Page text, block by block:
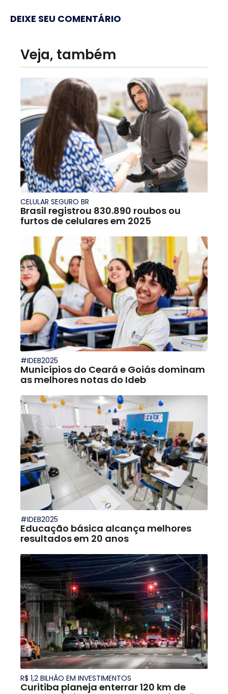
DEIXE SEU COMENTÁRIO
Veja, também
CELULAR SEGURO BR
Brasil registrou 830.890 roubos ou
furtos de celulares em 2025
#IDEB2025
Municípios do Ceará e Goiás dominam
as melhores notas do Ideb
#IDEB2025
Educação básica alcança melhores
resultados em 20 anos
R$ 1,2 BILHÃO EM INVESTIMENTOS
Curitiba planeja enterrar 120 km de